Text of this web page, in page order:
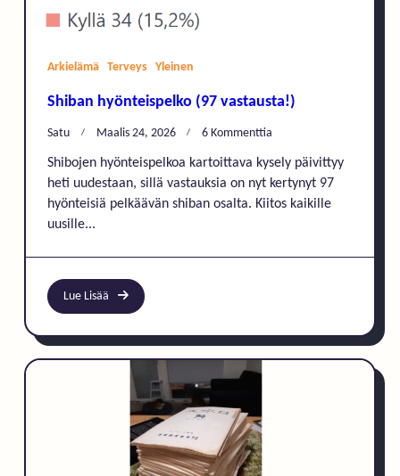
Arkielämä Terveys Yleinen
Shiban hyönteispelko (97 vastausta!)
Satu Maalis 24, 2026 6 Kommenttia
Hyönteispelko
(97
Vastausta!)
Shibojen hyönteispelkoa kartoittava kysely päivittyy
heti uudestaan, sillä vastauksia on nyt kertynyt 97
hyönteisiä pelkäävän shiban osalta. Kiitos kaikille
uusille...
Lue Lisää